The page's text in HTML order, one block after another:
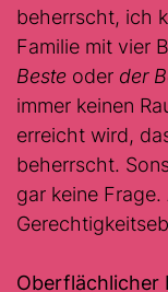
beherrscht, ich
Familie mit vier
Beste oder der
immer keinen
erreicht wird,
beherrscht.
gar keine
Oberflächlicher